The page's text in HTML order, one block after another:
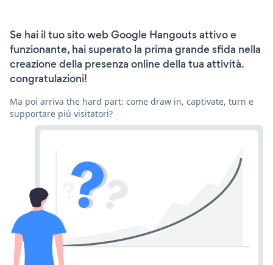
Se hai il tuo sito web Google Hangouts attivo e
funzionante, hai superato la prima grande sfida nella
creazione della presenza online della tua attività.
congratulazioni!
Ma poi arriva the hard part: come draw in, captivate, turn e
supportare più visitatori?